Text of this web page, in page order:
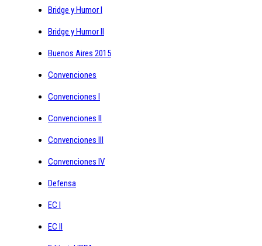
Bridge y Humor I
Bridge y Humor II
Buenos Aires 2015
Convenciones
Convenciones I
Convenciones II
Convenciones III
Convenciones IV
Defensa
EC I
EC II